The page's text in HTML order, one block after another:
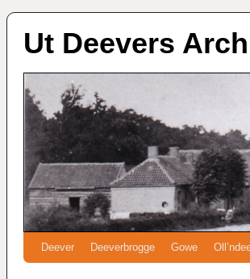
Ut Deevers
Deever Deeverbrogge Gowe